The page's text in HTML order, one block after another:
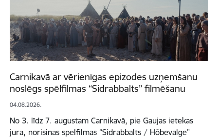
Carnikavā ar vērienīgas epizodes uzņemšanu
noslēgs spēlfilmas “Sidrabbalts” filmēšanu
04.08.2026.
No 3. līdz 7. augustam Carnikavā, pie Gaujas ietekas
jūrā, norisinās spēlfilmas “Sidrabbalts / Hõbevalge”